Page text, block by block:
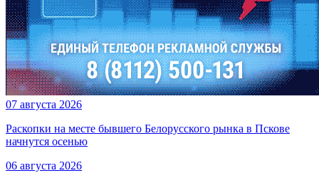
07 августа 2026
Раскопки на месте бывшего Белорусского рынка в Пскове
начнутся осенью
06 августа 2026